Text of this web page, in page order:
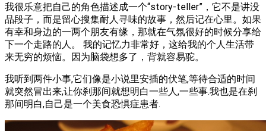
我很乐意把自己的角色描述成一个“story-teller”，它不是讲没
品段子，而是留心搜集耐人寻味的故事，然后记在心里。如果
有幸和身边的一两个朋友有缘，那就在气氛很好的时候分享给
下一个走路的人。 我的记忆力非常好，这给我的个人生活带
来无穷的烦恼。因为脑袋想多了，背就容易驼。
我听到两件小事,它们像是小说里安插的伏笔,等待合适的时间
就突然冒出来,让你刹那间就想明白一些人,一些事.我也是在刹
那间明白,自己是一个美食恐惧症患者.